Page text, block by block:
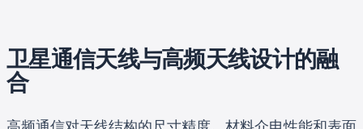
卫星通信天线与高频天线设计的融
合